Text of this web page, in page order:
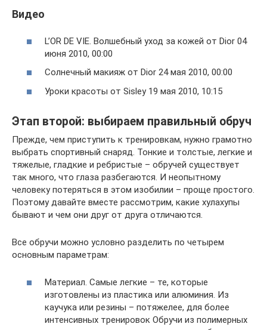
Видео
L’OR DE VIE. Волшебный уход за кожей от Dior 04
июня 2010, 00:00
Солнечный макияж от Dior 24 мая 2010, 00:00
Уроки красоты от Sisley 19 мая 2010, 10:15
Этап второй: выбираем правильный обруч
Прежде, чем приступить к тренировкам, нужно грамотно
выбрать спортивный снаряд. Тонкие и толстые, легкие и
тяжелые, гладкие и ребристые – обручей существует
так много, что глаза разбегаются. И неопытному
человеку потеряться в этом изобилии – проще простого.
Поэтому давайте вместе рассмотрим, какие хулахупы
бывают и чем они друг от друга отличаются.
Все обручи можно условно разделить по четырем
основным параметрам:
Материал. Самые легкие – те, которые
изготовлены из пластика или алюминия. Из
каучука или резины – потяжелее, для более
интенсивных тренировок Обручи из полимерных